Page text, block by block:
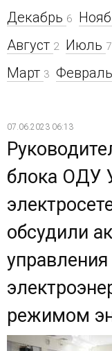
Декабрь 6
Август 2 Июль 7
Март 3 Февраль
07.06.2023 06:13
блока ОДУ
обсудили
управления
режимом